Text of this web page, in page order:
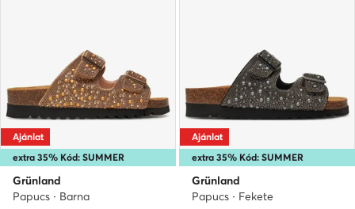
extra 35% Kód: SUMMER
Ajánlat
Grünland
Papucs · Barna
extra 35% Kód: SUMMER
Ajánlat
Grünland
Papucs · Fekete